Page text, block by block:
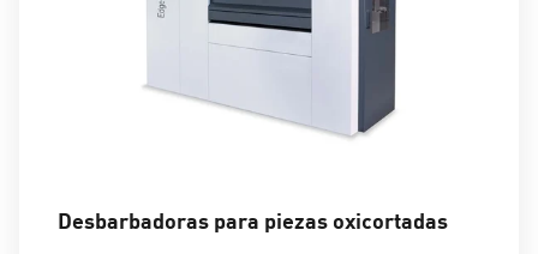
Desbarbadoras para piezas oxicortadas